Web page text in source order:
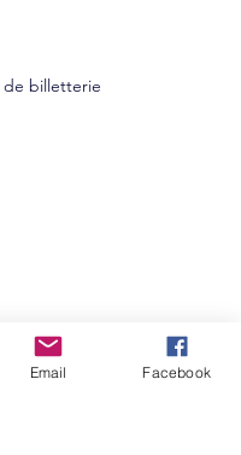
de billetterie
Email Facebook